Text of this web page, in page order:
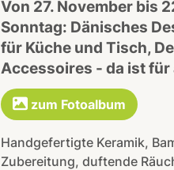
Von 27. November bis
Sonntag: Dänisches
für Küche und Tisch,
Accessoires - da ist für
zum Fotoalbum
Handgefertigte Keramik,
Zubereitung, duftende